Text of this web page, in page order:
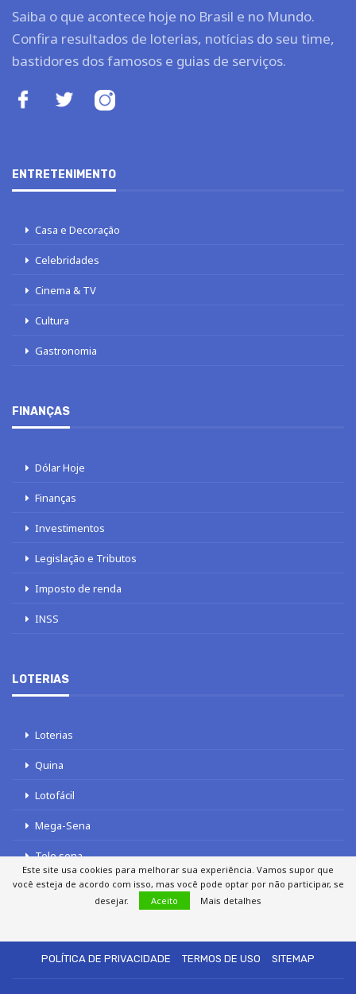
Saiba o que acontece hoje no Brasil e no Mundo.
Confira resultados de loterias, notícias do seu time,
bastidores dos famosos e guias de serviços.
ENTRETENIMENTO
Casa e Decoração
Celebridades
Cinema & TV
Cultura
Gastronomia
FINANÇAS
Dólar Hoje
Finanças
Investimentos
Legislação e Tributos
Imposto de renda
INSS
LOTERIAS
Loterias
Quina
Lotofácil
Mega-Sena
Tele sena
POLÍTICA DE PRIVACIDADE
TERMOS DE USO SITEMAP
Este site usa cookies para melhorar sua experiência. Vamos supor que
você esteja de acordo com isso, mas você pode optar por não participar, se
desejar.
Aceito Mais detalhes